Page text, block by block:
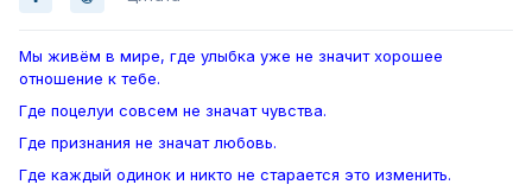
Мы живём в мире, где улыбка уже не значит хорошее
отношение к тебе.
Где поцелуи совсем не значат чувства.
Где признания не значат любовь.
Где каждый одинок и никто не старается это изменить.